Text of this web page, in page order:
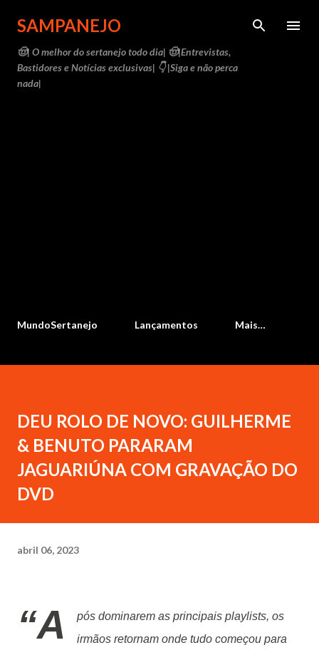
Pular para o conteúdo principal
SAMPANEJO
🤠| O melhor do sertanejo todo dia| 🤠|Entrevistas,
Bastidores e Notícias exclusivas| 👇 |Siga e não perca
nada|
MundoSertanejo Lançamentos Mais…
DEU ROLO DE NOVO: GUILHERME
& BENUTO PARARAM
JAGUARIÚNA COM GRAVAÇÃO DO
DVD
abril 06, 2023
“A
pós dominarem as principais playlists, os
irmãos retornam onde tudo começou para